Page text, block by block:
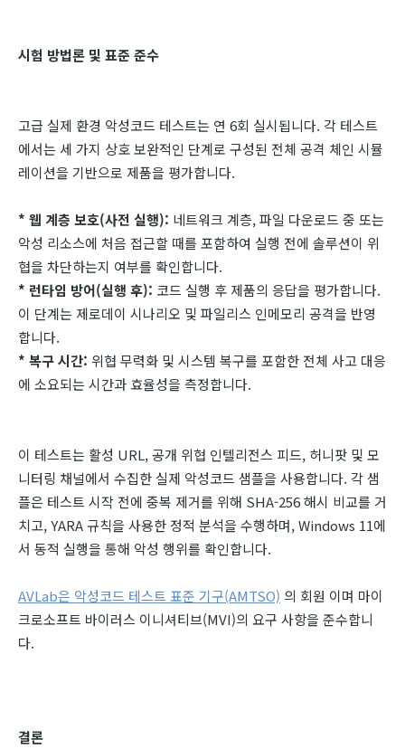
시험 방법론 및 표준 준수
고급 실제 환경 악성코드 테스트는 연 6회 실시됩니다. 각 테스트
에서는 세 가지 상호 보완적인 단계로 구성된 전체 공격 체인 시뮬
레이션을 기반으로 제품을 평가합니다.
* 웹 계층 보호(사전 실행): 네트워크 계층, 파일 다운로드 중 또는
악성 리소스에 처음 접근할 때를 포함하여 실행 전에 솔루션이 위
협을 차단하는지 여부를 확인합니다.
* 런타임 방어(실행 후): 코드 실행 후 제품의 응답을 평가합니다.
이 단계는 제로데이 시나리오 및 파일리스 인메모리 공격을 반영
합니다.
* 복구 시간: 위협 무력화 및 시스템 복구를 포함한 전체 사고 대응
에 소요되는 시간과 효율성을 측정합니다.
이 테스트는 활성 URL, 공개 위협 인텔리전스 피드, 허니팟 및 모
니터링 채널에서 수집한 실제 악성코드 샘플을 사용합니다. 각 샘
플은 테스트 시작 전에 중복 제거를 위해 SHA-256 해시 비교를 거
치고, YARA 규칙을 사용한 정적 분석을 수행하며, Windows 11에
서 동적 실행을 통해 악성 행위를 확인합니다.
AVLab은 악성코드 테스트 표준 기구(AMTSO) 의 회원 이며 마이
크로소프트 바이러스 이니셔티브(MVI)의 요구 사항을 준수합니
다.
결론